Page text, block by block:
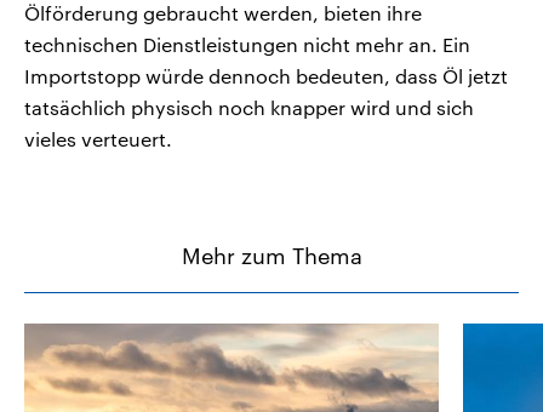
Ölförderung gebraucht werden, bieten ihre
technischen Dienstleistungen nicht mehr an. Ein
Importstopp würde dennoch bedeuten, dass Öl jetzt
tatsächlich physisch noch knapper wird und sich
vieles verteuert.
Mehr zum Thema